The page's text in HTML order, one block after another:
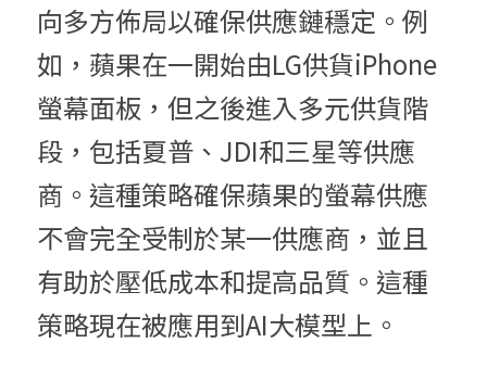
向多方佈局以確保供應鏈穩定。例
如，蘋果在一開始由LG供貨iPhone
螢幕面板，但之後進入多元供貨階
段，包括夏普、JDI和三星等供應
商。這種策略確保蘋果的螢幕供應
不會完全受制於某一供應商，並且
有助於壓低成本和提高品質。這種
策略現在被應用到AI大模型上。